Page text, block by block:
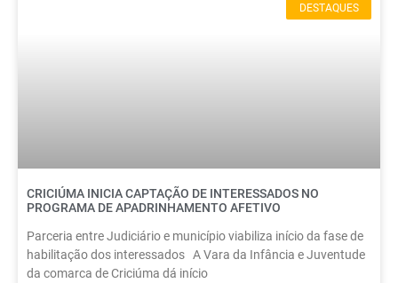
DESTAQUES
CRICIÚMA INICIA CAPTAÇÃO DE INTERESSADOS NO
PROGRAMA DE APADRINHAMENTO AFETIVO
Parceria entre Judiciário e município viabiliza início da fase de
habilitação dos interessados A Vara da Infância e Juventude
da comarca de Criciúma dá início